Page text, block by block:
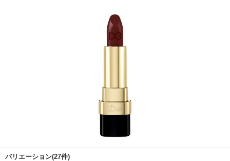
バリエーション(27件)